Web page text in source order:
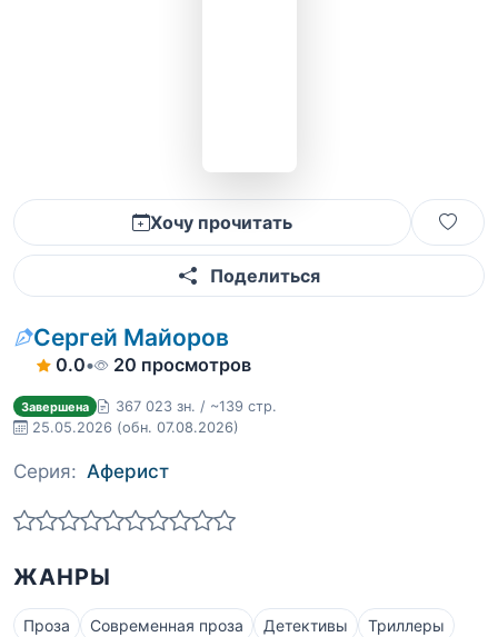
Хочу прочитать
Поделиться
Сергей Майоров
0.0• 20 просмотров
Завершена
367 023 зн. / ~139 стр.
25.05.2026 (обн. 07.08.2026)
Серия: Аферист
ЖАНРЫ
Проза Современная проза Детективы Триллеры